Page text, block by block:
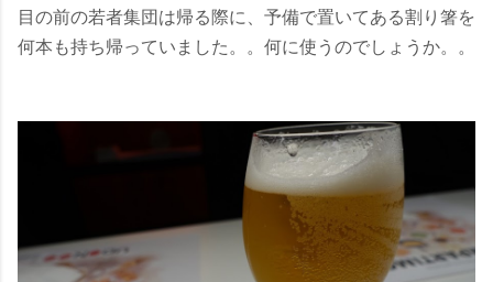
目の前の若者集団は帰る際に、予備で置いてある割り箸を
何本も持ち帰っていました。。何に使うのでしょうか。。